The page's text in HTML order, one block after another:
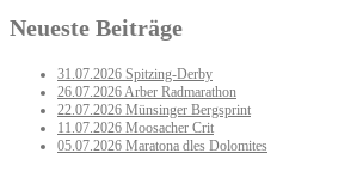
Neueste Beiträge
31.07.2026 Spitzing-Derby
26.07.2026 Arber Radmarathon
22.07.2026 Münsinger Bergsprint
11.07.2026 Moosacher Crit
05.07.2026 Maratona dles Dolomites